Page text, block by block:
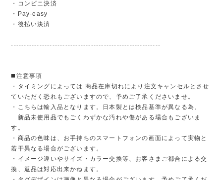
・コンビニ決済
・Pay-easy
・後払い決済
----------------------------------------------------------
◼️注意事項
・タイミングによっては 商品在庫切れにより注文キャンセルとさせ
ていただく恐れもございますので、予めご了承くださいませ。
・こちらは輸入品となります。日本製とは検品基準が異なる為、
新品未使用品でもごくわずかな汚れや傷がある場合もございま
す。
・商品の色味は、お手持ちのスマートフォンの画面によって実物と
若干異なる場合がございます。
・イメージ違いやサイズ・カラー交換等、お客さまご都合による交
換、返品は対応出来かねます。